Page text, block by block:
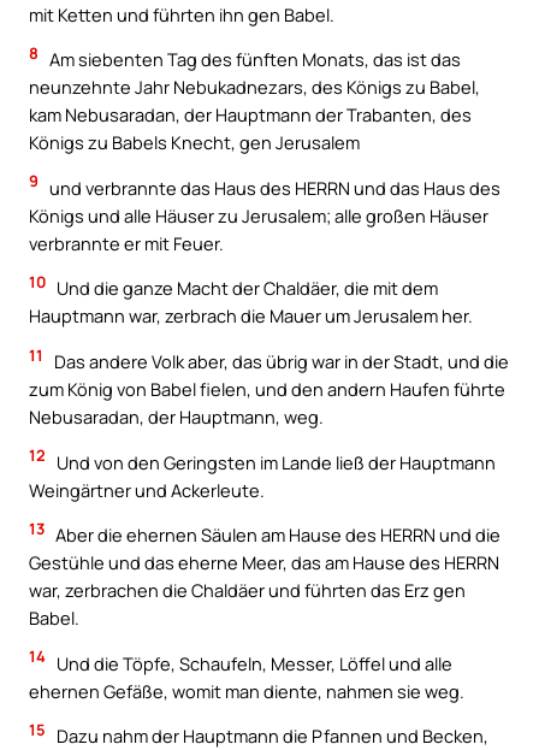
mit Ketten und führten ihn gen Babel.
8 Am siebenten Tag des fünften Monats, das ist das
neunzehnte Jahr Nebukadnezars, des Königs zu Babel,
kam Nebusaradan, der Hauptmann der Trabanten, des
Königs zu Babels Knecht, gen Jerusalem
9 und verbrannte das Haus des HERRN und das Haus des
Königs und alle Häuser zu Jerusalem; alle großen Häuser
verbrannte er mit Feuer.
10 Und die ganze Macht der Chaldäer, die mit dem
Hauptmann war, zerbrach die Mauer um Jerusalem her.
11
Das andere Volk aber, das übrig war in der Stadt, und die
zum König von Babel fielen, und den andern Haufen führte
Nebusaradan, der Hauptmann, weg.
12
Und von den Geringsten im Lande ließ der Hauptmann
Weingärtner und Ackerleute.
13 Aber die ehernen Säulen am Hause des HERRN und die
Gestühle und das eherne Meer, das am Hause des HERRN
war, zerbrachen die Chaldäer und führten das Erz gen
Babel.
14 Und die Töpfe, Schaufeln, Messer, Löffel und alle
ehernen Gefäße, womit man diente, nahmen sie weg.
15
Dazu nahm der Hauptmann die Pfannen und Becken,